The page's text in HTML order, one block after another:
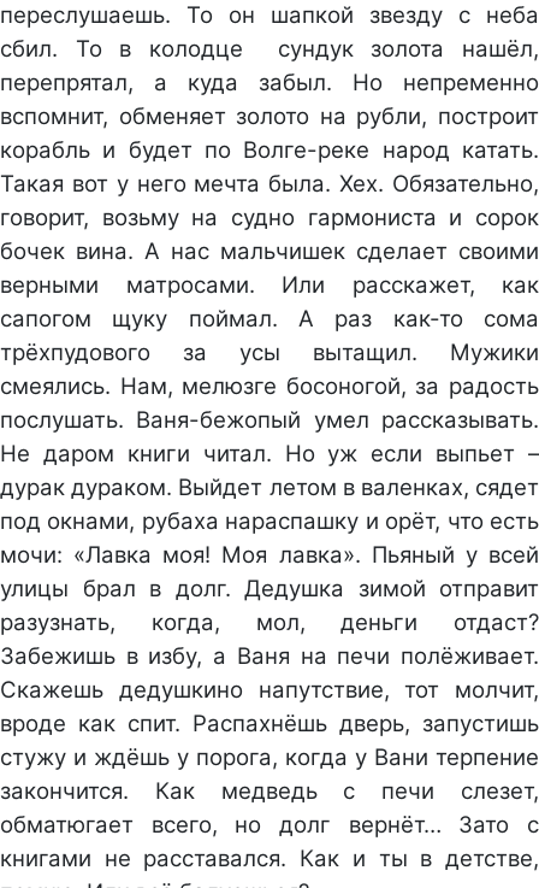
переслушаешь. То он шапкой звезду с неба
сбил. То в колодце сундук золота нашёл,
перепрятал, а куда забыл. Но непременно
вспомнит, обменяет золото на рубли, построит
корабль и будет по Волге-реке народ катать.
Такая вот у него мечта была. Хех. Обязательно,
говорит, возьму на судно гармониста и сорок
бочек вина. А нас мальчишек сделает своими
верными матросами. Или расскажет, как
сапогом щуку поймал. А раз как-то сома
трёхпудового за усы вытащил. Мужики
смеялись. Нам, мелюзге босоногой, за радость
послушать. Ваня-бежопый умел рассказывать.
Не даром книги читал. Но уж если выпьет –
дурак дураком. Выйдет летом в валенках, сядет
под окнами, рубаха нараспашку и орёт, что есть
мочи: «Лавка моя! Моя лавка». Пьяный у всей
улицы брал в долг. Дедушка зимой отправит
разузнать, когда, мол, деньги отдаст?
Забежишь в избу, а Ваня на печи полёживает.
Скажешь дедушкино напутствие, тот молчит,
вроде как спит. Распахнёшь дверь, запустишь
стужу и ждёшь у порога, когда у Вани терпение
закончится. Как медведь с печи слезет,
обматюгает всего, но долг вернёт… Зато с
книгами не расставался. Как и ты в детстве,